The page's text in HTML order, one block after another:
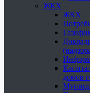
ЖКХ
ЖКХ
домов